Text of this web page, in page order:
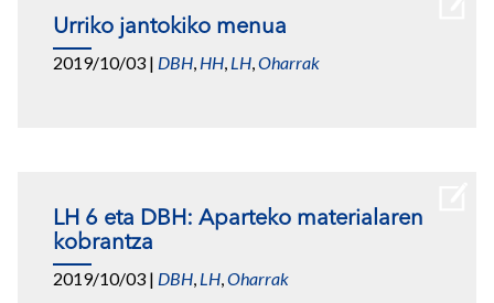
Urriko jantokiko menua
2019/10/03 | DBH, HH, LH,Oharrak
LH 6 eta DBH: Aparteko materialaren
kobrantza
2019/10/03 | DBH, LH,Oharrak